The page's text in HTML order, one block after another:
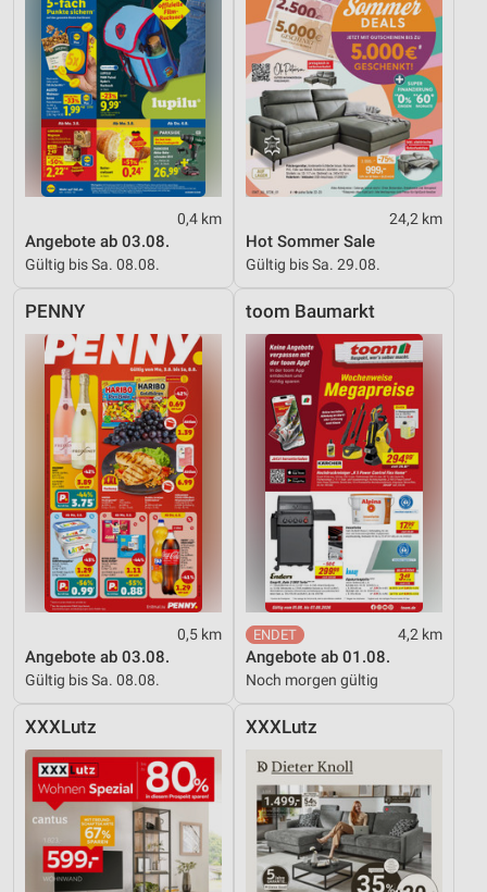
0,4 km
Angebote ab 03.08.
Gültig bis Sa. 08.08.
24,2 km
Hot Sommer Sale
Gültig bis Sa. 29.08.
PENNY
0,5 km
Angebote ab 03.08.
Gültig bis Sa. 08.08.
toom Baumarkt
4,2 km
Angebote ab 01.08.
Noch morgen gültig
XXXLutz XXXLutz